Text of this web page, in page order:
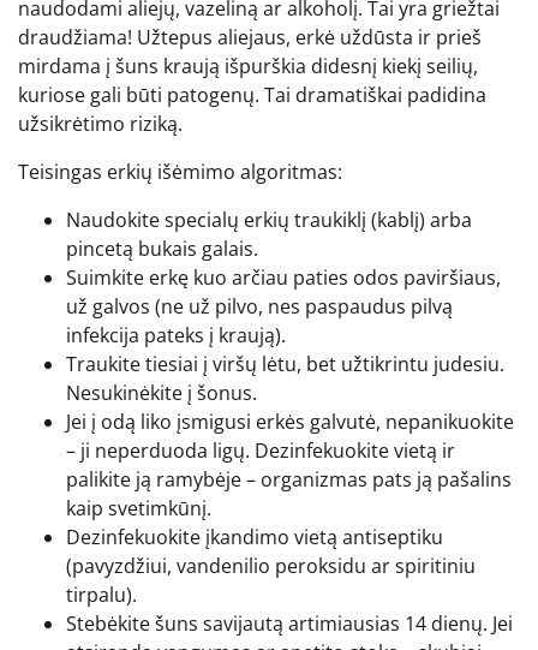
naudodami aliejų, vazeliną ar alkoholį. Tai yra griežtai
draudžiama! Užtepus aliejaus, erkė uždūsta ir prieš
mirdama į šuns kraują išpurškia didesnį kiekį seilių,
kuriose gali būti patogenų. Tai dramatiškai padidina
užsikrėtimo riziką.
Teisingas erkių išėmimo algoritmas:
Naudokite specialų erkių traukiklį (kablį) arba
pincetą bukais galais.
Suimkite erkę kuo arčiau paties odos paviršiaus,
už galvos (ne už pilvo, nes paspaudus pilvą
infekcija pateks į kraują).
Traukite tiesiai į viršų lėtu, bet užtikrintu judesiu.
Nesukinėkite į šonus.
Jei į odą liko įsmigusi erkės galvutė, nepanikuokite
– ji neperduoda ligų. Dezinfekuokite vietą ir
palikite ją ramybėje – organizmas pats ją pašalins
kaip svetimkūnį.
Dezinfekuokite įkandimo vietą antiseptiku
(pavyzdžiui, vandenilio peroksidu ar spiritiniu
tirpalu).
Stebėkite šuns savijautą artimiausias 14 dienų. Jei